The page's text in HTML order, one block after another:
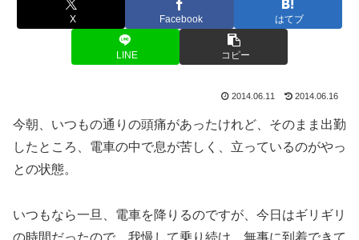
X Facebook はてブ
LINE コピー
2014.06.11 2014.06.16
今朝、いつもの通りの頭痛があったけれど、そのまま出勤
したところ、電車の中で息が苦しく、立っているのがやっ
との状態。
いつもなら一旦、電車を降りるのですが、今日はギリギリ
の時間だったので、我慢して乗り続け、無事に到着できて